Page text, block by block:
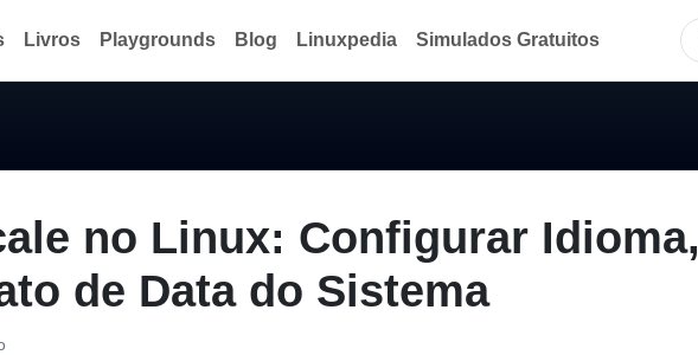
Livros Playgrounds Blog Linuxpedia Simulados Gratuitos
no Linux: Configurar Idioma,
de Data do Sistema